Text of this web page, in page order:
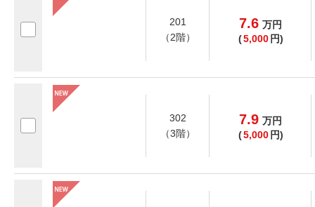
201
（2階）
7.6 万円
(5,000 円)
302
（3階）
7.9 万円
(5,000 円)